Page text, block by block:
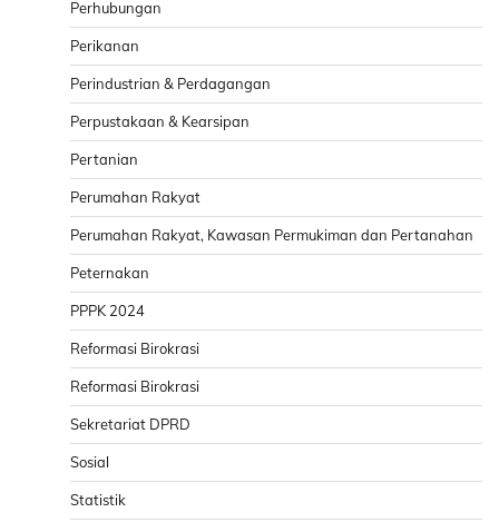
Perhubungan
Perikanan
Perindustrian & Perdagangan
Perpustakaan & Kearsipan
Pertanian
Perumahan Rakyat
Perumahan Rakyat, Kawasan Permukiman dan Pertanahan
Peternakan
PPPK 2024
Reformasi Birokrasi
Reformasi Birokrasi
Sekretariat DPRD
Sosial
Statistik